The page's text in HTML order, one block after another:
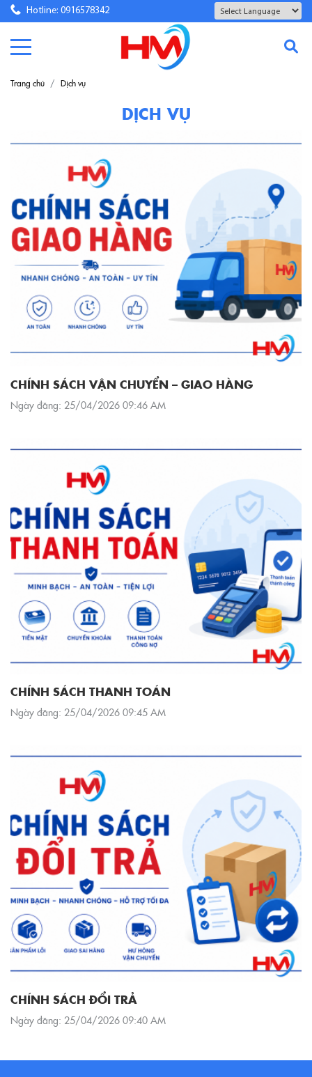
Hotline: 0916578342
Trang chủ Dịch vụ
DỊCH VỤ
CHÍNH SÁCH VẬN CHUYỂN – GIAO HÀNG
Ngày đăng: 25/04/2026 09:46 AM
CHÍNH SÁCH THANH TOÁN
Ngày đăng: 25/04/2026 09:45 AM
CHÍNH SÁCH ĐỔI TRẢ
Ngày đăng: 25/04/2026 09:40 AM